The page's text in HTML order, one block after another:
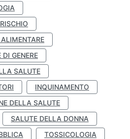
DI GENERE
SALUTE
INQUINAMENTO
DELLA SALUTE
SALUTE DELLA DONNA
TOSSICOLOGIA